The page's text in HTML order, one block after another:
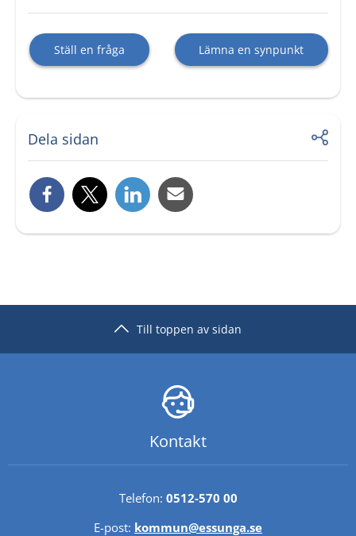
Ställ en fråga Lämna en synpunkt
Dela sidan
Till toppen av sidan
Kontakt
Telefon: 0512-570 00
E-post: kommun@essunga.se